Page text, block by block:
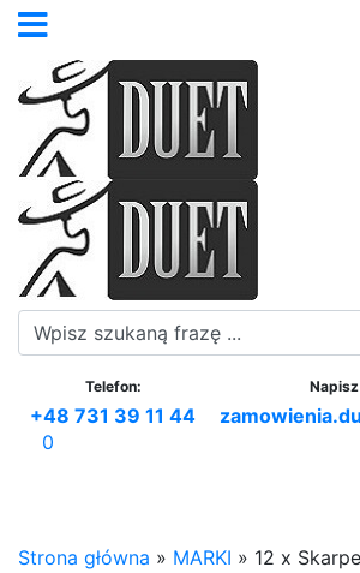
Telefon:
+48 731 39 11 44
0
Strona główna » MARKI » 12 x